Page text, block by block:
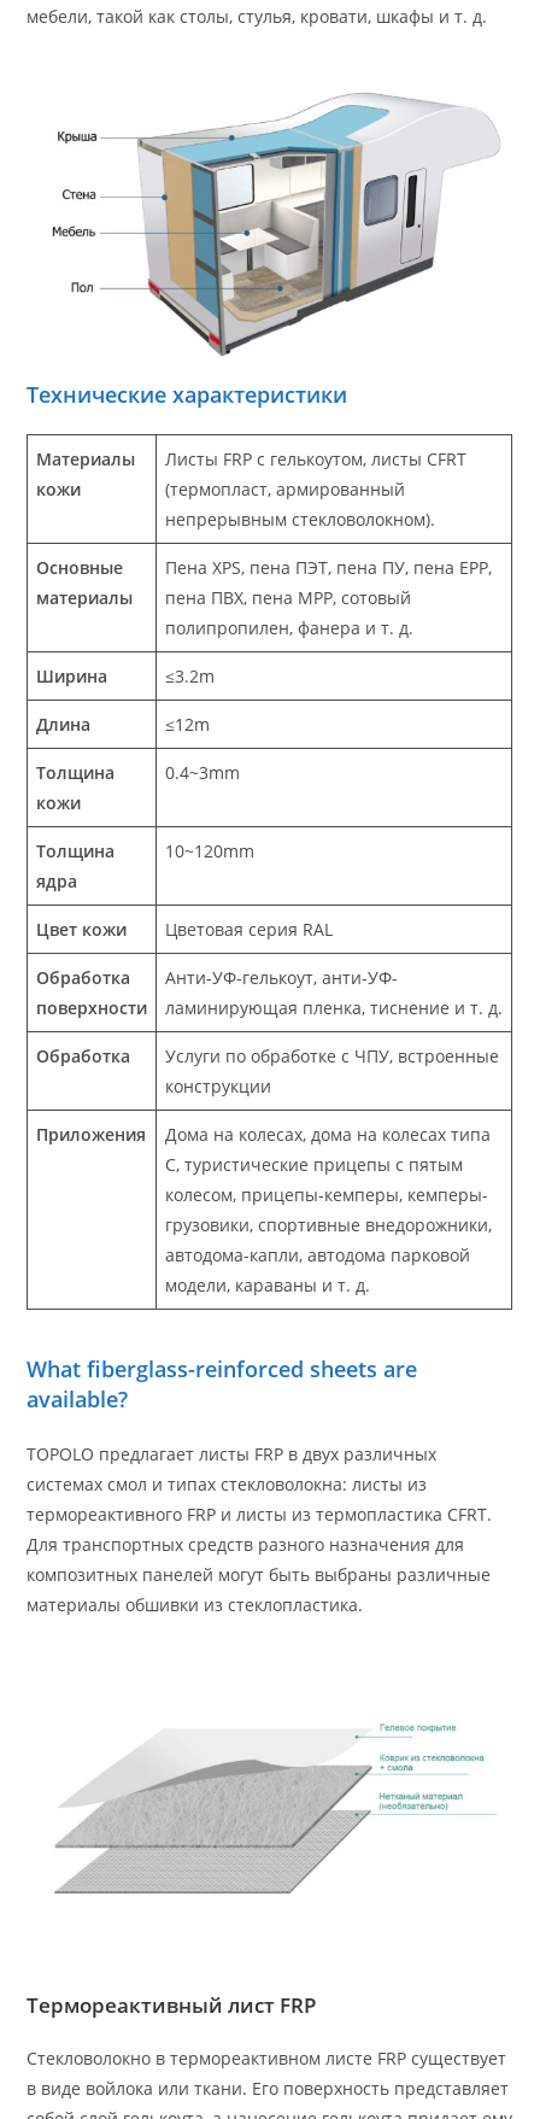
мебели, такой как столы, стулья, кровати, шкафы и т. д.
Технические характеристики
Материалы
кожи
Листы FRP с гелькоутом, листы CFRT
(термопласт, армированный
непрерывным стекловолокном).
Основные
материалы
Пена XPS, пена ПЭТ, пена ПУ, пена EPP,
пена ПВХ, пена MPP, сотовый
полипропилен, фанера и т. д.
Ширина ≤3.2m
Длина ≤12m
Толщина
кожи
0.4~3mm
Толщина
ядра
10~120mm
Цвет кожи Цветовая серия RAL
Обработка
поверхности
Анти-УФ-гелькоут, анти-УФ-
ламинирующая пленка, тиснение и т. д.
Обработка
Услуги по обработке с ЧПУ, встроенные
конструкции
Приложения
Дома на колесах, дома на колесах типа
C, туристические прицепы с пятым
колесом, прицепы-кемперы, кемперы-
грузовики, спортивные внедорожники,
автодома-капли, автодома парковой
модели, караваны и т. д.
What fiberglass-reinforced sheets are
available?
TOPOLO предлагает листы FRP в двух различных
системах смол и типах стекловолокна: листы из
термореактивного FRP и листы из термопластика CFRT.
Для транспортных средств разного назначения для
композитных панелей могут быть выбраны различные
материалы обшивки из стеклопластика.
Термореактивный лист FRP
Стекловолокно в термореактивном листе FRP существует
в виде войлока или ткани. Его поверхность представляет